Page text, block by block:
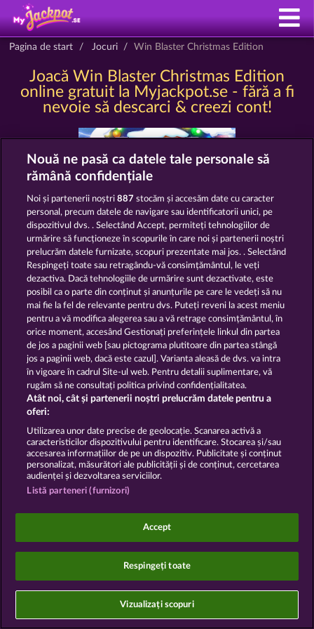
Pagina de start Jocuri Win Blaster Christmas Edition
Joacă Win Blaster Christmas Edition
online gratuit la Myjackpot.se - fără a fi
nevoie să descarci & creezi cont!
Termeni și condiții
Declarație de confidențialitate
Asistență tehnică Firmă
Întrebări frecvente Program de afiliere
Facebook
Trimite Cererea de Retragere
Jocurile din cazinoul de socializare au ca unic scop
distracția și nu influențează în niciun fel orice viitor
Nouă ne pasă ca datele tale personale să
rămână confidențiale
Noi și partenerii noștri887 stocăm și accesăm date cu caracter
personal, precum datele de navigare sau identificatorii unici, pe
dispozitivul dvs. . Selectând Accept, permiteți tehnologiilor de
urmărire să funcționeze în scopurile în care noi și partenerii noștri
prelucrăm datele furnizate, scopuri prezentate mai jos. . Selectând
Respingeți toate sau retragându-vă consimțământul, le veți
dezactiva. Dacă tehnologiile de urmărire sunt dezactivate, este
posibil ca o parte din conținut și anunțurile pe care le vedeți să nu
mai fie la fel de relevante pentru dvs. Puteți reveni la acest meniu
pentru a vă modifica alegerea sau a vă retrage consimțământul, în
orice moment, accesând Gestionați preferințele linkul din partea
de jos a paginii web [sau pictograma plutitoare din partea stângă
jos a paginii web, dacă este cazul]. Varianta aleasă de dvs. va intra
în vigoare în cadrul Site-ul web. Pentru detalii suplimentare, vă
rugăm să ne consultați politica privind confidențialitatea.
Atât noi, cât și partenerii noștri prelucrăm datele pentru a
oferi:
Utilizarea unor date precise de geolocație. Scanarea activă a
caracteristicilor dispozitivului pentru identificare. Stocarea și/sau
accesarea informațiilor de pe un dispozitiv. Publicitate și conținut
personalizat, măsurători ale publicității și de conținut, cercetarea
audienței și dezvoltarea serviciilor.
Listă parteneri (furnizori)
Accept
Respingeți toate
Vizualizați scopuri